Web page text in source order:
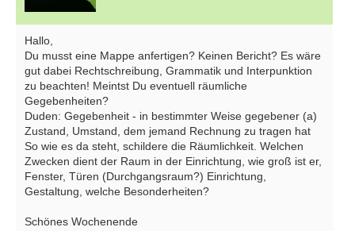
Hallo,
Du musst eine Mappe anfertigen? Keinen Bericht? Es wäre
gut dabei Rechtschreibung, Grammatik und Interpunktion
zu beachten! Meintst Du eventuell räumliche
Gegebenheiten?
Duden: Gegebenheit - in bestimmter Weise gegebener (a)
Zustand, Umstand, dem jemand Rechnung zu tragen hat
So wie es da steht, schildere die Räumlichkeit. Welchen
Zwecken dient der Raum in der Einrichtung, wie groß ist er,
Fenster, Türen (Durchgangsraum?) Einrichtung,
Gestaltung, welche Besonderheiten?
Schönes Wochenende